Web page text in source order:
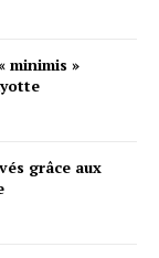
minimis »
grâce aux